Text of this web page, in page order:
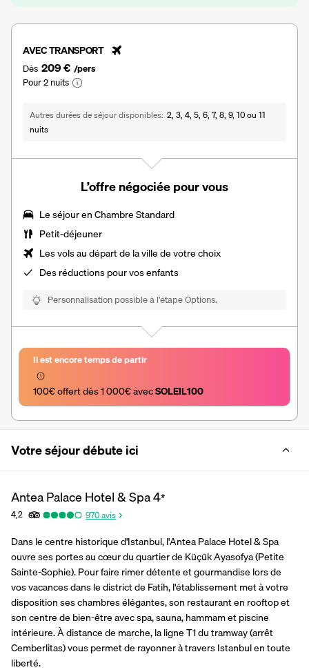
AVEC TRANSPORT
Dès 209 € /pers
Pour 2 nuits
Autres durées de séjour disponibles 2, 3, 4, 5, 6, 7, 8, 9, 10 ou 11
nuits
L’offre négociée pour vous
Le séjour en Chambre Standard
Petit-déjeuner
Les vols au départ de la ville de votre choix
Desréductions pour vos enfants
Personnalisation possible à l’étape Options.
Il est encore temps de partir
100€ offert dès 1 000€ avec SOLEIL100
Votre séjour débute ici
Antea Palace Hotel & Spa4*
4,2 970avis
Dans le centre historique d'Istanbul, l'Antea Palace Hotel & Spa
ouvre ses portes au cœur du quartier de Küçük Ayasofya (Petite
Sainte-Sophie). Pour faire rimer détente et gourmandise lors de
vos vacances dans le district de Fatih, l'établissement met à votre
disposition ses chambres élégantes, son restaurant en rooftop et
son centre de bien-être avec spa, sauna, hammam et piscine
intérieure. À distance de marche, la ligne T1 du tramway (arrêt
Cemberlitas) vous permet de rayonner à travers Istanbul en toute
liberté.